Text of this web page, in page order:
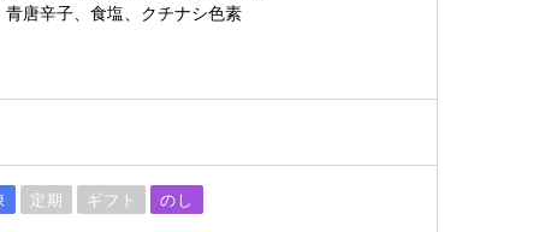
唐辛子、食塩、クチナシ色素
定期 ギフト のし